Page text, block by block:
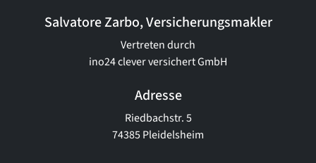
Salvatore Zarbo, Versicherungsmakler
Vertreten durch
ino24 clever versichert GmbH
Adresse
Riedbachstr. 5
74385 Pleidelsheim